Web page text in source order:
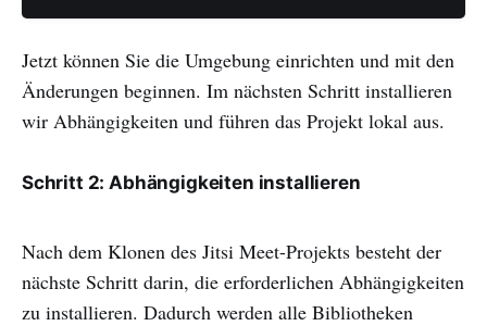
Jetzt können Sie die Umgebung einrichten und mit den
Änderungen beginnen. Im nächsten Schritt installieren
wir Abhängigkeiten und führen das Projekt lokal aus.
Schritt 2: Abhängigkeiten installieren
Nach dem Klonen des Jitsi Meet-Projekts besteht der
nächste Schritt darin, die erforderlichen Abhängigkeiten
zu installieren. Dadurch werden alle Bibliotheken